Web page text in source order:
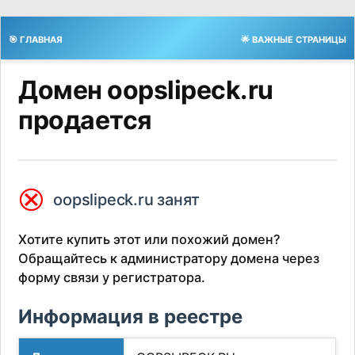
🎯 ГЛАВНАЯ 🌟 ВАЖНЫЕ СТРАНИЦЫ
Домен oopslipeck.ru
продается
⮿ oopslipeck.ru занят
Хотите купить этот или похожий домен?
Обращайтесь к администратору домена через
форму связи у регистратора.
Информация в реестре